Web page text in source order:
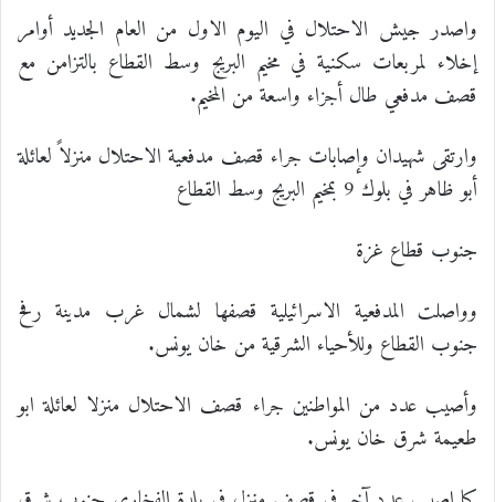
واصدر جيش الاحتلال في اليوم الاول من العام الجديد أوامر
إخلاء لمربعات سكنية في مخيم البريج وسط القطاع بالتزامن مع
قصف مدفعي طال أجزاء واسعة من المخيم.
وارتقى شهيدان وإصابات جراء قصف مدفعية الاحتلال منزلاً لعائلة
أبو ظاهر في بلوك 9 بمخيم البريج وسط القطاع
جنوب قطاع غزة
وواصلت المدفعية الاسرائيلية قصفها لشمال غرب مدينة رفح
جنوب القطاع وللأحياء الشرقية من خان يونس.
وأصيب عدد من المواطنين جراء قصف الاحتلال منزلا لعائلة ابو
طعيمة شرق خان يونس.